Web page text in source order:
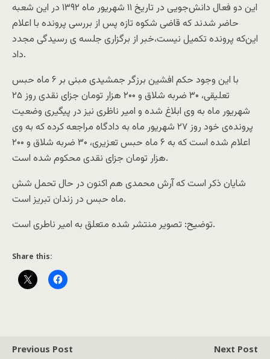
این دو فعال دانش‌جویی در تاریخ ۱۱ شهریور ماه ۱۳۹۲ در این شعبه
حاضر شدند که قاضی شکوه ‌تازه پس از بررسی پرونده با اعلام
این‌که پرونده تکمیل نیست،خبر از برگزاری جلسه ی رسیدگی مجدد
داد.
با این وجود حکم افشین برزگر جمشیدی مبنی بر ۶ ماه حبس
تعلیقی، ۳۰ ضربه شلاق و ۲۰۰ هزار تومان جزای نقدی روز ۲۵
شهریور ماه به وی ابلاغ شده و امیر ناظری نیز در پیگیری وضعیت
پرونده‌ی خود روز ۲۷ شهریور ماه به دادگاه مراجعه کرده که به وی
اعلام شده است که به ۶ ماه حبس تعزیری، ۳۰ ضربه شلاق و ۲۰۰
هزار تومان جزای نقدی محکوم شده است.
شایان ذکر است که آرش محمدی هم اکنون در حال تحمل شش
ماه حبس در زندان تبریز است.
توضیح: تصویر منتشر شده متعلق به امیر ناطری است.
Share this:
Previous Post Next Post